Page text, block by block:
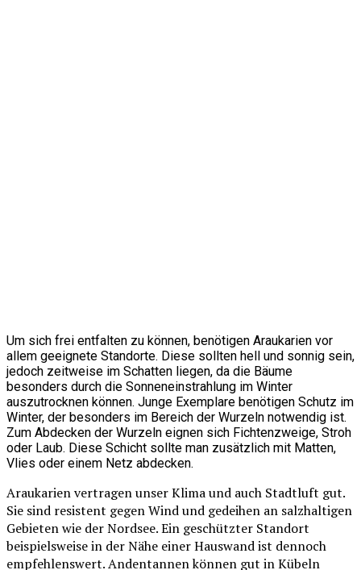
Um sich frei entfalten zu können, benötigen Araukarien vor
allem geeignete Standorte. Diese sollten hell und sonnig sein,
jedoch zeitweise im Schatten liegen, da die Bäume
besonders durch die Sonneneinstrahlung im Winter
auszutrocknen können. Junge Exemplare benötigen Schutz im
Winter, der besonders im Bereich der Wurzeln notwendig ist.
Zum Abdecken der Wurzeln eignen sich Fichtenzweige, Stroh
oder Laub. Diese Schicht sollte man zusätzlich mit Matten,
Vlies oder einem Netz abdecken.
Araukarien vertragen unser Klima und auch Stadtluft gut.
Sie sind resistent gegen Wind und gedeihen an salzhaltigen
Gebieten wie der Nordsee. Ein geschützter Standort
beispielsweise in der Nähe einer Hauswand ist dennoch
empfehlenswert. Andentannen können gut in Kübeln